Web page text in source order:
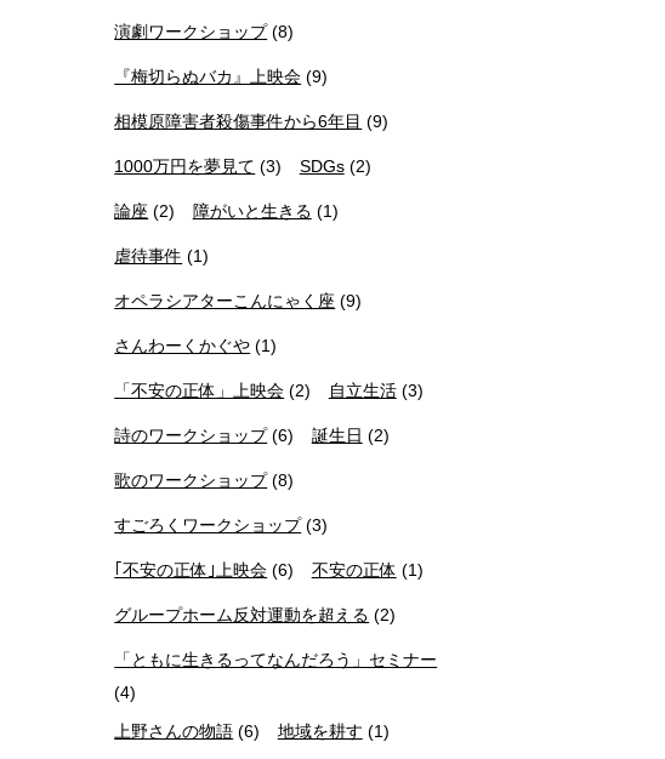
演劇ワークショップ(8)
『梅切らぬバカ』上映会 (9)
相模原障害者殺傷事件から6年目 (9)
1000万円を夢見て (3) SDGs(2)
論座 (2) 障がいと生きる (1)
虐待事件 (1)
オペラシアターこんにゃく座 (9)
さんわーくかぐや (1)
「不安の正体」上映会 (2) 自立生活(3)
詩のワークショップ(6) 誕生日 (2)
歌のワークショップ(8)
すごろくワークショップ(3)
｢不安の正体｣上映会 (6) 不安の正体 (1)
グループホーム反対運動を超える (2)
「ともに生きるってなんだろう」セミナー
(4)
上野さんの物語 (6) 地域を耕す (1)